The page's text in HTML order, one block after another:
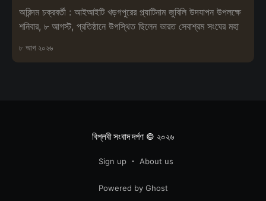
অরিন্দম চক্রবর্তী : আইআইটি খড়গপুরের প্ল্যাটিনাম জুবিলি উদযাপন উপলক্ষে
শনিবার, ৮ আগস্ট, প্রতিষ্ঠানে উপস্থিত ছিলেন ভারত সেবাশ্রম সংঘের মহা
৮ আগ ২০২৬
বিপ্লবী সংবাদ দর্পণ© ২০২৬
Sign up About us
Powered by Ghost